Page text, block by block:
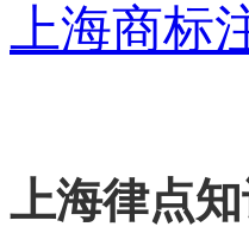
上海商标
上海律点知